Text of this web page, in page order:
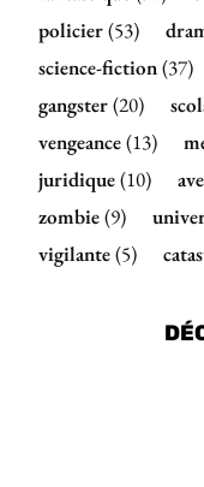
policier(53)
science-fiction(37)
gangster(20)
vengeance(13)
juridique(10)
zombie(9)
vigilante(5)